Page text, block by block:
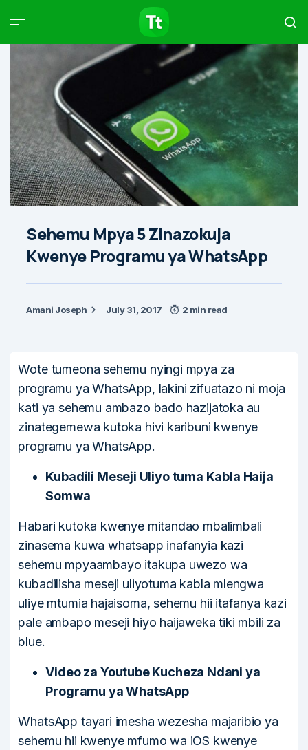
Sehemu Mpya 5 Zinazokuja
Kwenye Programu ya WhatsApp
Amani Joseph July 31, 2017 2 min read
Wote tumeona sehemu nyingi mpya za
programu ya WhatsApp, lakini zifuatazo ni moja
kati ya sehemu ambazo bado hazijatoka au
zinategemewa kutoka hivi karibuni kwenye
programu ya WhatsApp.
Kubadili Meseji Uliyo tuma Kabla Haija
Somwa
Habari kutoka kwenye mitandao mbalimbali
zinasema kuwa whatsapp inafanyia kazi
sehemu mpyaambayo itakupa uwezo wa
kubadilisha meseji uliyotuma kabla mlengwa
uliye mtumia hajaisoma, sehemu hii itafanya kazi
pale ambapo meseji hiyo haijaweka tiki mbili za
blue.
Video za Youtube Kucheza Ndani ya
Programu ya WhatsApp
WhatsApp tayari imesha wezesha majaribio ya
sehemu hii kwenye mfumo wa iOS kwenye
Products Articles
Type to start searching…